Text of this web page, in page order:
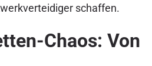
schaffen.
Chaos: Von